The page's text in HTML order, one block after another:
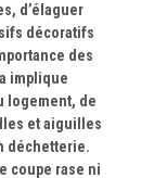
d’élaguer
décoratifs
des
implique
logement, de
et aiguilles
déchetterie.
coupe rase ni